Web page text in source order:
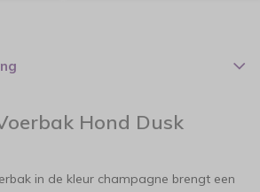
Hond Dusk
in de kleur champagne brengt een